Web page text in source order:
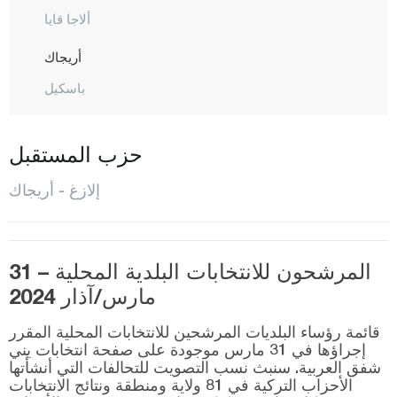
ألاجا قايا
أريجاك
باسكيل
بوكاردي
اريملي
كيبان
كوفانجيلار
معدن
المركز
مولاكيندي
حزب المستقبل
إلازغ - أريجاك
المرشحون للانتخابات البلدية المحلية – 31
مارس/آذار 2024
قائمة رؤساء البلديات المرشحين للانتخابات المحلية المقرر
إجراؤها في 31 مارس موجودة على صفحة انتخابات يني
شفق العربية. سنبث نسب التصويت للتحالفات التي أنشأتها
الأحزاب التركية في 81 ولاية ومنطقة ونتائج الانتخابات